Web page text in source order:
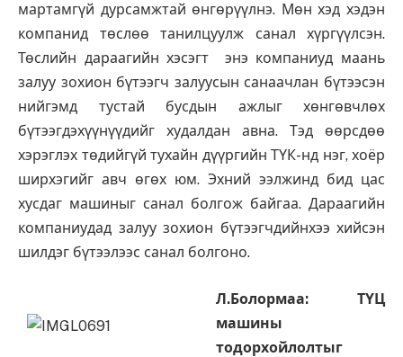
мартамгүй дурсамжтай өнгөрүүлнэ. Мөн хэд хэдэн
компанид төслөө танилцуулж санал хүргүүлсэн.
Төслийн дараагийн хэсэгт энэ компаниуд маань
залуу зохион бүтээгч залуусын санаачлан бүтээсэн
нийгэмд тустай бусдын ажлыг хөнгөвчлөх
бүтээгдэхүүнүүдийг худалдан авна. Тэд өөрсдөө
хэрэглэх төдийгүй тухайн дүүргийн ТҮК-нд нэг, хоёр
ширхэгийг авч өгөх юм. Эхний ээлжинд бид цас
хусдаг машиныг санал болгож байгаа. Дараагийн
компаниудад залуу зохион бүтээгчдийнхээ хийсэн
шилдэг бүтээлээс санал болгоно.
Л.Болормаа: ТҮЦ
машины
тодорхойлолтыг